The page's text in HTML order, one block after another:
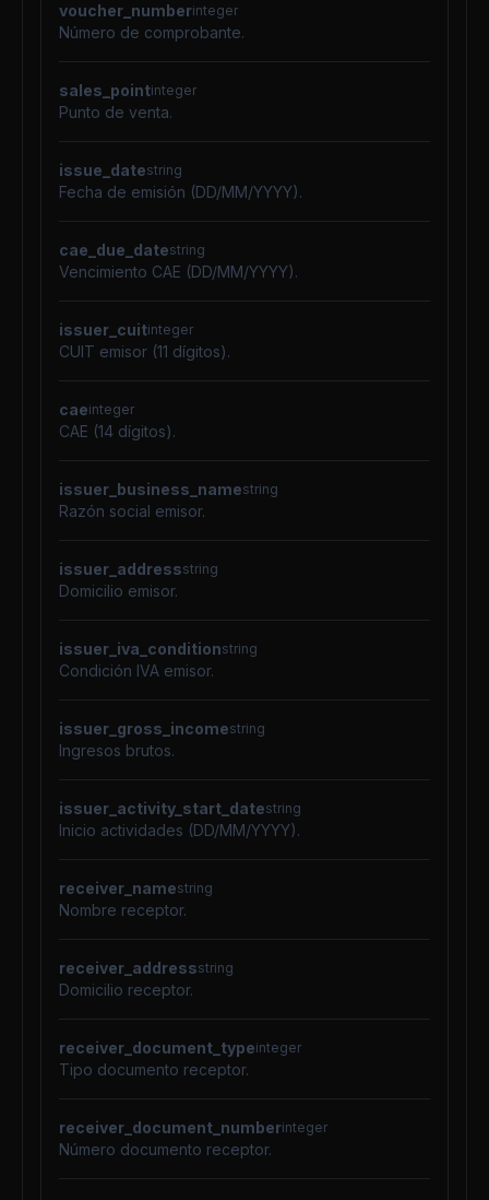
voucher_numberinteger
Número de comprobante.
sales_pointinteger
Punto de venta.
issue_datestring
Fecha de emisión (DD/MM/YYYY).
cae_due_datestring
Vencimiento CAE (DD/MM/YYYY).
issuer_cuitinteger
CUIT emisor (11 dígitos).
caeinteger
CAE (14 dígitos).
issuer_business_namestring
Razón social emisor.
issuer_addressstring
Domicilio emisor.
issuer_iva_conditionstring
Condición IVA emisor.
issuer_gross_incomestring
Ingresos brutos.
issuer_activity_start_datestring
Inicio actividades (DD/MM/YYYY).
receiver_namestring
Nombre receptor.
receiver_addressstring
Domicilio receptor.
receiver_document_typeinteger
Tipo documento receptor.
receiver_document_numberinteger
Número documento receptor.